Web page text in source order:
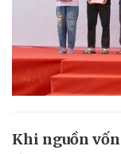
Khi nguồn